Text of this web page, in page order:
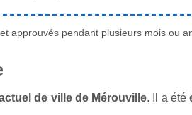
approuvés pendant plusieurs mois ou
de ville de Mérouville. Il a été